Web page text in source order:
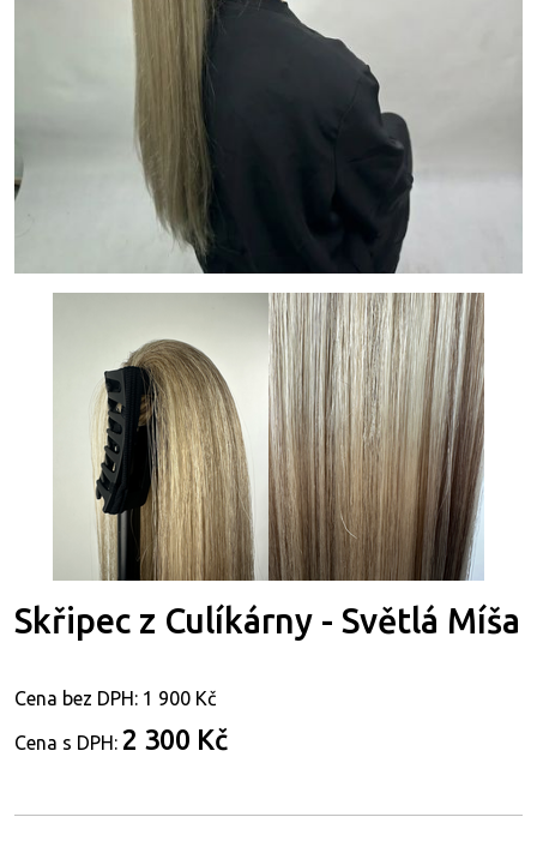
Skřipec z Culíkárny - Světlá Míša
Cena bez DPH: 1 900 Kč
Cena s DPH: 2 300 Kč